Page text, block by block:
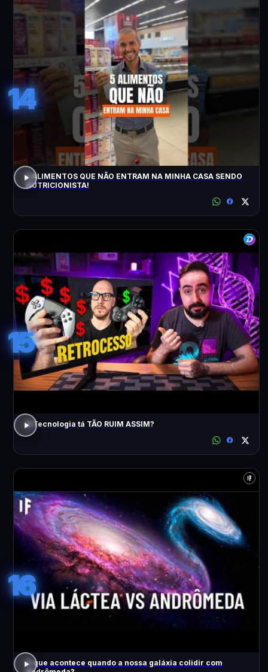
14
5 ALIMENTOS QUE NÃO ENTRAM NA MINHA CASA SENDO
NUTRICIONISTA!
15
A Tecnologia tá TÃO RUIM ASSIM?
16
O que acontece quando a nossa galáxia colidir com